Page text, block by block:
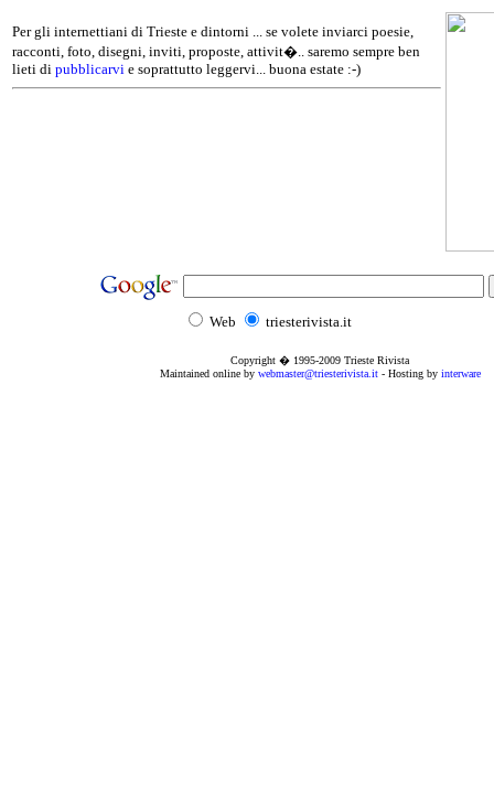
Per gli internettiani di Trieste e dintorni ... se volete inviarci poesie,
racconti, foto, disegni, inviti, proposte, attivit�.. saremo sempre ben
lieti di pubblicarvi e soprattutto leggervi... buona estate :-)
Web triesterivista.it
Copyright � 1995-2009 Trieste Rivista
Maintained online by webmaster@triesterivista.it- Hosting by interware